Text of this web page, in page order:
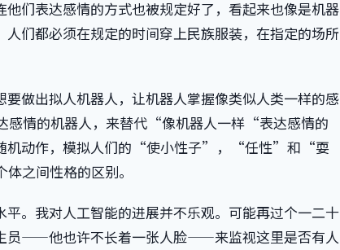
们表达感情的方式也被规定好了，看起来也像是机器
们都必须在规定的时间穿上民族服装，在指定的场所
做出拟人机器人，让机器人掌握像类似人类一样的感
情的机器人，来替代“像机器人一样“表达感情的
随机动作，模拟人们的“使小性子”，“任性”和“耍
之间性格的区别。
。我对人工智能的进展并不乐观。可能再过个一二十
员——他也许不长着一张人脸——来监视这里是否有人